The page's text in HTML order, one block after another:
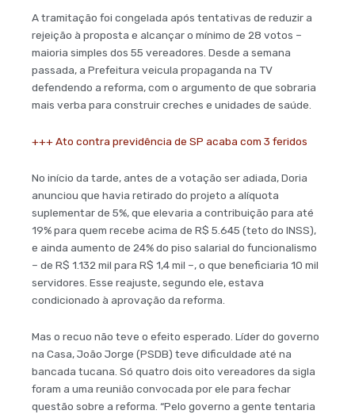
A tramitação foi congelada após tentativas de reduzir a
rejeição à proposta e alcançar o mínimo de 28 votos –
maioria simples dos 55 vereadores. Desde a semana
passada, a Prefeitura veicula propaganda na TV
defendendo a reforma, com o argumento de que sobraria
mais verba para construir creches e unidades de saúde.
+++ Ato contra previdência de SP acaba com 3 feridos
No início da tarde, antes de a votação ser adiada, Doria
anunciou que havia retirado do projeto a alíquota
suplementar de 5%, que elevaria a contribuição para até
19% para quem recebe acima de R$ 5.645 (teto do INSS),
e ainda aumento de 24% do piso salarial do funcionalismo
– de R$ 1.132 mil para R$ 1,4 mil –, o que beneficiaria 10 mil
servidores. Esse reajuste, segundo ele, estava
condicionado à aprovação da reforma.
Mas o recuo não teve o efeito esperado. Líder do governo
na Casa, João Jorge (PSDB) teve dificuldade até na
bancada tucana. Só quatro dois oito vereadores da sigla
foram a uma reunião convocada por ele para fechar
questão sobre a reforma. “Pelo governo a gente tentaria